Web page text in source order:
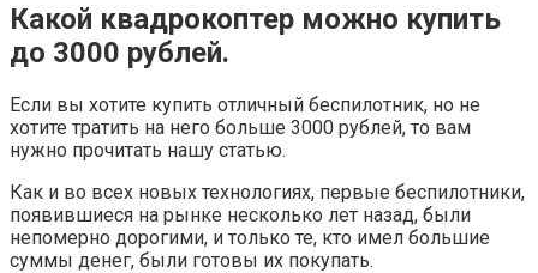
Какой квадрокоптер можно купить
до 3000 рублей.
Если вы хотите купить отличный беспилотник, но не
хотите тратить на него больше 3000 рублей, то вам
нужно прочитать нашу статью.
Как и во всех новых технологиях, первые беспилотники,
появившиеся на рынке несколько лет назад, были
непомерно дорогими, и только те, кто имел большие
суммы денег, были готовы их покупать.